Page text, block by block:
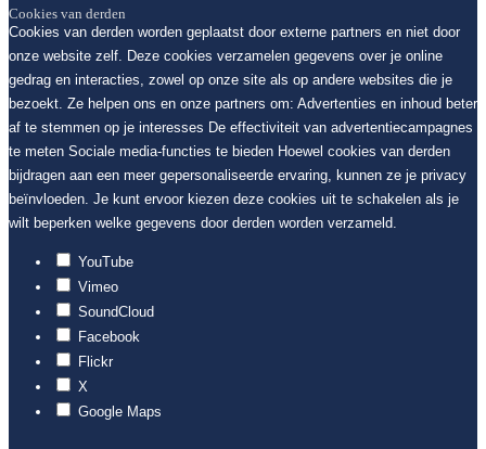
Cookies van derden
Cookies van derden worden geplaatst door externe partners en niet door
onze website zelf. Deze cookies verzamelen gegevens over je online
gedrag en interacties, zowel op onze site als op andere websites die je
bezoekt. Ze helpen ons en onze partners om: Advertenties en inhoud beter
af te stemmen op je interesses De effectiviteit van advertentiecampagnes
te meten Sociale media-functies te bieden Hoewel cookies van derden
bijdragen aan een meer gepersonaliseerde ervaring, kunnen ze je privacy
beïnvloeden. Je kunt ervoor kiezen deze cookies uit te schakelen als je
wilt beperken welke gegevens door derden worden verzameld.
YouTube
Vimeo
SoundCloud
Facebook
Flickr
X
Google Maps